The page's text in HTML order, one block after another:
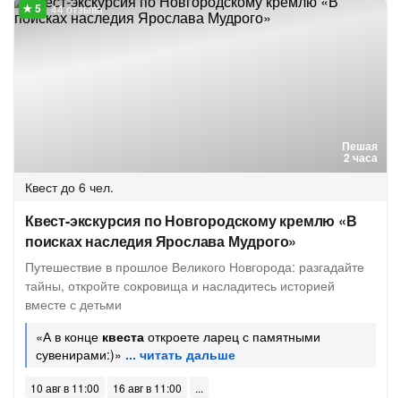
Пешая
2 часа
44 отзыва
Квест до 6 чел.
Квест-экскурсия по Новгородскому кремлю «В
поисках наследия Ярослава Мудрого»
Путешествие в прошлое Великого Новгорода: разгадайте
тайны, откройте сокровища и насладитесь историей
вместе с детьми
«А в конце квеста откроете ларец с памятными
сувенирами:)»
10 авг в 11:00
16 авг в 11:00